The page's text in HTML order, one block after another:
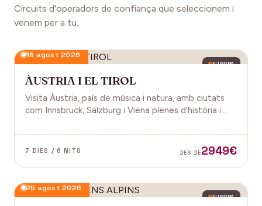
Circuits d'operadors de confiança que seleccionem i
venem per a tu.
EUROPA
18 agost 2026
ÀUSTRIA I EL TIROL
Visita Àustria, país de música i natura, amb ciutats
com Innsbruck, Salzburg i Viena plenes d’història i
7 DIES / 6 NITS DES DE2949€
EUROPA
25 agost 2026